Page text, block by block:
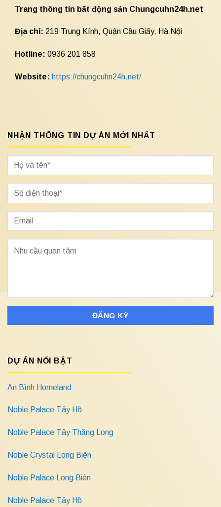
Trang thông tin bất động sản Chungcuhn24h.net
Địa chỉ: 219 Trung Kính, Quận Cầu Giấy, Hà Nội
Hotline: 0936 201 858
Website: https://chungcuhn24h.net/
NHẬN THÔNG TIN DỰ ÁN MỚI NHẤT
DỰ ÁN NỔI BẬT
An Bình Homeland
Noble Palace Tây Hồ
Noble Palace Tây Thăng Long
Noble Crystal Long Biên
Noble Palace Long Biên
Noble Palace Tây Hồ